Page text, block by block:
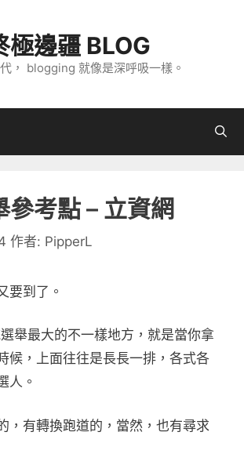
極邊疆 BLOG
， blogging 就像是深呼吸一樣。
參考點 – 立資網
作者: PipperL
要到了。
舉最大的不一樣地方，就是當你拿
候，上面往往是長長一排，各式各
人。
，有轉換跑道的，當然，也有尋求